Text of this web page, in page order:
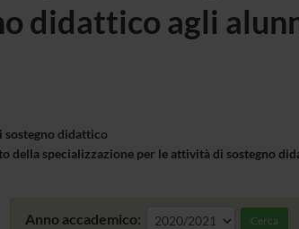
didattico agli
sostegno didattico
della specializzazione per le attività di sostegno
Anno accademico: Cerca